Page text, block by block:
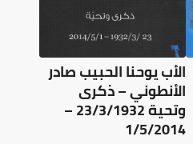
الأب يوحنا الحبيب صادر
الأنطوني – ذكرى
وتحية 23/3/1932 –
1/5/2014